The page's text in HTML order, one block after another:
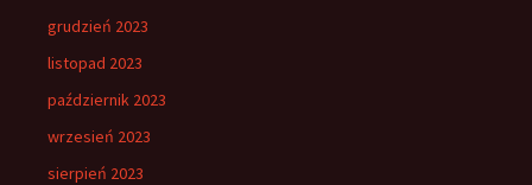
grudzień 2023
listopad 2023
październik 2023
wrzesień 2023
sierpień 2023